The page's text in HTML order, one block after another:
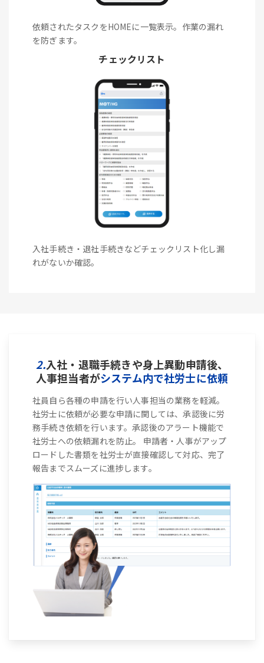
依頼されたタスクをHOMEに一覧表示。作業の漏れ
を防ぎます。
チェックリスト
入社手続き・退社手続きなどチェックリスト化し漏
れがないか確認。
2.入社・退職手続きや身上異動申請後、
人事担当者がシステム内で社労士に依頼
社員自ら各種の申請を行い人事担当の業務を軽減。
社労士に依頼が必要な申請に関しては、承認後に労
務手続き依頼を行います。承認後のアラート機能で
社労士への依頼漏れを防止。 申請者・人事がアップ
ロードした書類を社労士が直接確認して対応、完了
報告までスムーズに進捗します。